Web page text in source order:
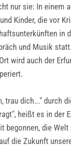
nur sie: In einem
Kinder, die vor
in
und Musik
wird auch der
dich..." durch
heißt es in der
die
die Zukunft